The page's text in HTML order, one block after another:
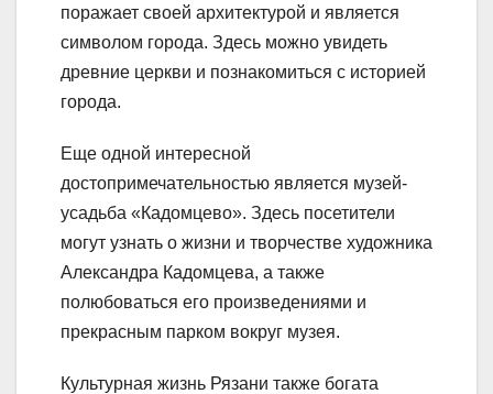
поражает своей архитектурой и является
символом города. Здесь можно увидеть
древние церкви и познакомиться с историей
города.
Еще одной интересной
достопримечательностью является музей-
усадьба «Кадомцево». Здесь посетители
могут узнать о жизни и творчестве художника
Александра Кадомцева, а также
полюбоваться его произведениями и
прекрасным парком вокруг музея.
Культурная жизнь Рязани также богата